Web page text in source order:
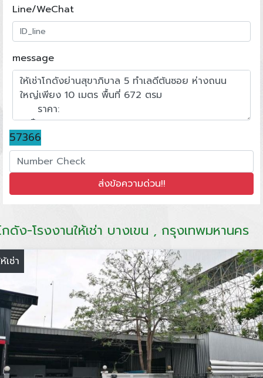
Line/WeChat
message
57366
กดัง-โรงงานให้เช่า บางเขน , กรุงเทพมหานคร
เช่า